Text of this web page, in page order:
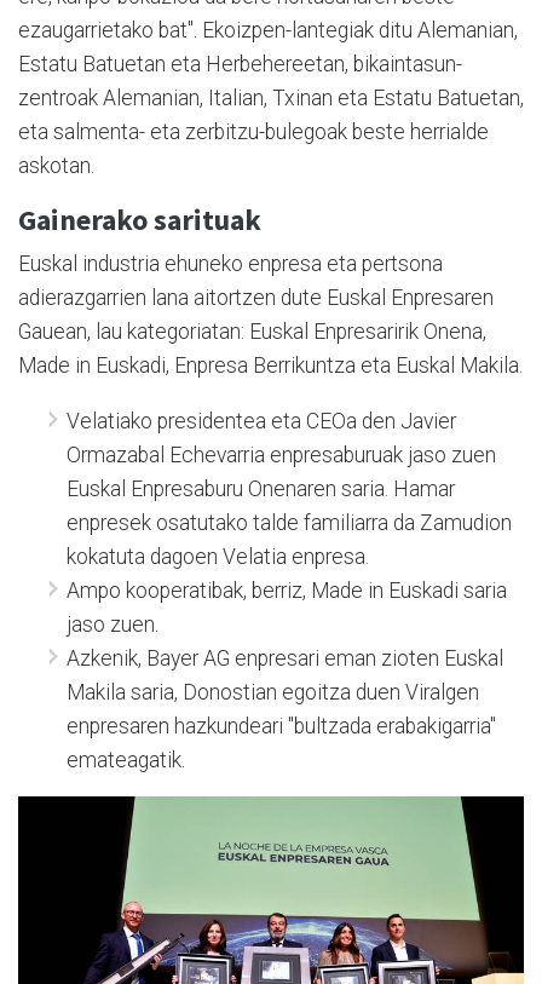
ezaugarrietako bat". Ekoizpen-lantegiak ditu Alemanian,
Estatu Batuetan eta Herbehereetan, bikaintasun-
zentroak Alemanian, Italian, Txinan eta Estatu Batuetan,
eta salmenta- eta zerbitzu-bulegoak beste herrialde
askotan.
Gainerako sarituak
Euskal industria ehuneko enpresa eta pertsona
adierazgarrien lana aitortzen dute Euskal Enpresaren
Gauean, lau kategoriatan: Euskal Enpresaririk Onena,
Made in Euskadi, Enpresa Berrikuntza eta Euskal Makila.
Velatiako presidentea eta CEOa den Javier
Ormazabal Echevarria enpresaburuak jaso zuen
Euskal Enpresaburu Onenaren saria. Hamar
enpresek osatutako talde familiarra da Zamudion
kokatuta dagoen Velatia enpresa.
Ampo kooperatibak, berriz, Made in Euskadi saria
jaso zuen.
Azkenik, Bayer AG enpresari eman zioten Euskal
Makila saria, Donostian egoitza duen Viralgen
enpresaren hazkundeari "bultzada erabakigarria"
emateagatik.